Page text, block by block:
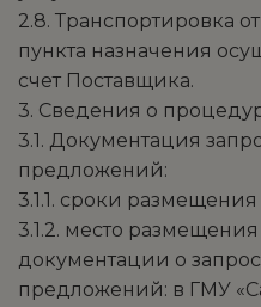
2.8. Транспортировка
пункта назначения
счет Поставщика.
3. Сведения о
3.1. Документация
предложений:
3.1.1. сроки размещения
3.1.2. место
документации о
предложений: в ГМУ